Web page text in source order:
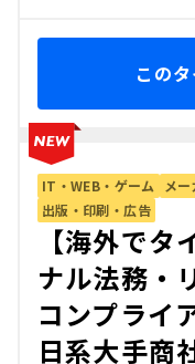
この
IT・WEB・ゲーム メー
出版・印刷・広告
【海外で
ナル法務・
コンプライ
日系大手商